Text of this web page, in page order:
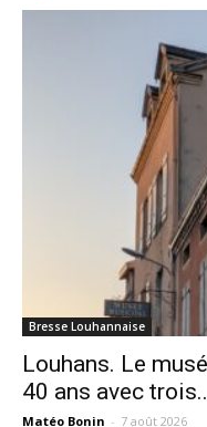
Bresse Louhannaise
Louhans. Le
40 ans avec
Matéo Bonin - 7 août 2026